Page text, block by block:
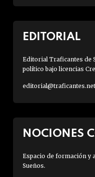
EDITORIAL
Editorial Traficantes de
político bajo licencias
editorial@traficantes.net
NOCIONES
Espacio de formación y
Sueños.